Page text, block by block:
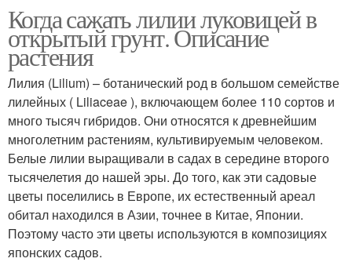
Когда сажать лилии луковицей в
открытый грунт. Описание
растения
Лилия (Lilium) – ботанический род в большом семействе
лилейных ( Liliaceae ), включающем более 110 сортов и
много тысяч гибридов. Они относятся к древнейшим
многолетним растениям, культивируемым человеком.
Белые лилии выращивали в садах в середине второго
тысячелетия до нашей эры. До того, как эти садовые
цветы поселились в Европе, их естественный ареал
обитал находился в Азии, точнее в Китае, Японии.
Поэтому часто эти цветы используются в композициях
японских садов.